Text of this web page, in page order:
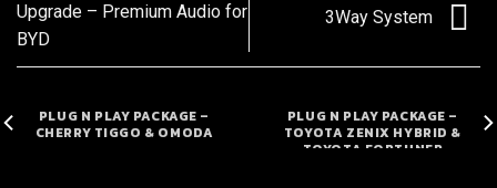
Upgrade – Premium Audio for
BYD
3Way System
PLUG N PLAY PACKAGE –
CHERRY TIGGO & OMODA
PLUG N PLAY PACKAGE –
TOYOTA ZENIX HYBRID &
TOYOTA FORTUNER